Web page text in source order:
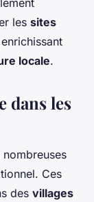
les sites
locale.
dans les
Ces
des villages